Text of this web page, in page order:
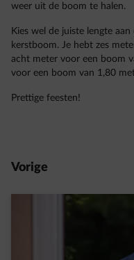
weer uit de boom te halen.
Kies wel de juiste lengte
kerstboom. Je hebt zes
acht meter voor een boom
voor een boom van 1,80
Prettige feesten!
Vorige